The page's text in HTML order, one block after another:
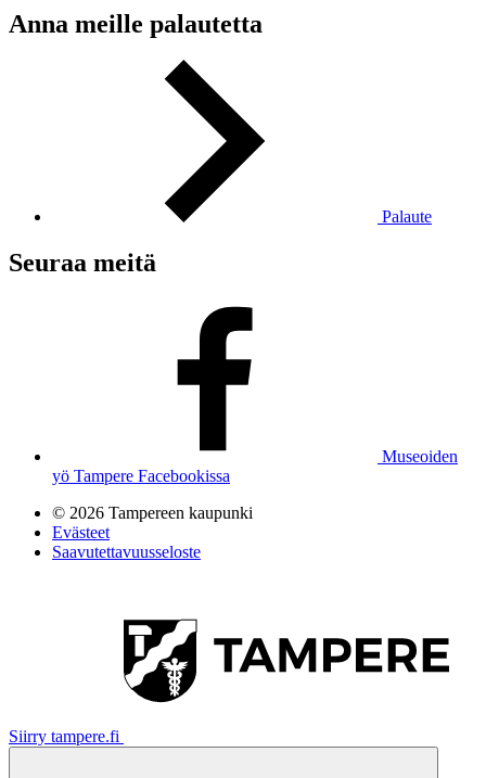
Anna meille palautetta
Palaute
Seuraa meitä
Museoiden
yö Tampere Facebookissa
© 2026 Tampereen kaupunki
Evästeet
Saavutettavuusseloste
Siirry tampere.fi